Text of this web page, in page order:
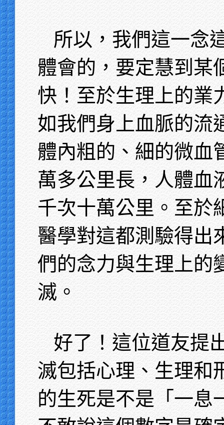
所以，我們這一念
體會的，要定慧到某
快！至於生理上的業
如我們身上血脈的流
體內粗的、細的微血
萬多公里長，人體血
千次十萬公里。至於
醫學對這都測驗得出
們的念力與生理上的
滅。
好了！這位道友提
滅包括心理、生理和
的生死是不是「一息